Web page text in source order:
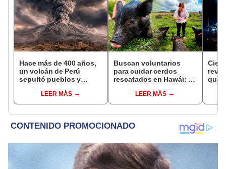
Hace más de 400 años,
un volcán de Perú
sepultó pueblos y
veranos más fríos de la
historia: sigue bajo
LEER MÁS
Buscan voluntarios
para cuidar cerdos
rescatados en Hawái: 20
alojamiento gratis y sin
experiencia previa
LEER MÁS
que